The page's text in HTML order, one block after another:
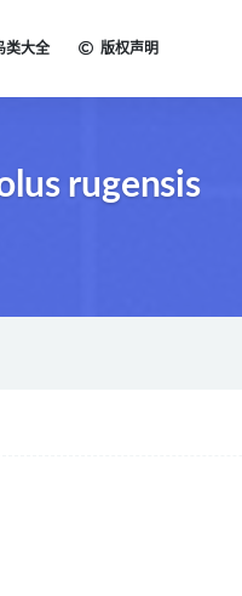
类大全 版权声明
rugensis